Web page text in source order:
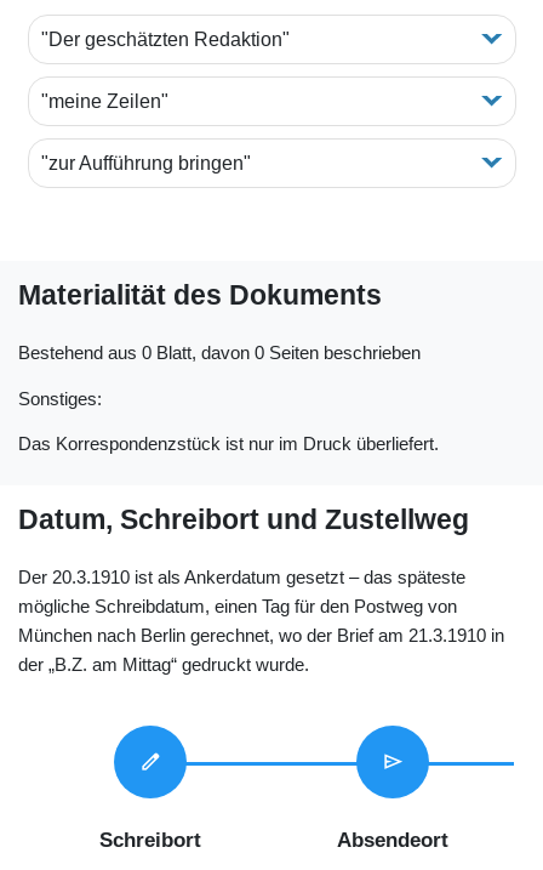
"Der geschätzten Redaktion"
"meine Zeilen"
"zur Aufführung bringen"
Materialität des Dokuments
Bestehend aus 0 Blatt, davon 0 Seiten beschrieben
Sonstiges:
Das Korrespondenzstück ist nur im Druck überliefert.
Datum, Schreibort und Zustellweg
Der 20.3.1910 ist als Ankerdatum gesetzt – das späteste
mögliche Schreibdatum, einen Tag für den Postweg von
München nach Berlin gerechnet, wo der Brief am 21.3.1910 in
der „B.Z. am Mittag“ gedruckt wurde.
edit
Schreibort
send
Absendeort